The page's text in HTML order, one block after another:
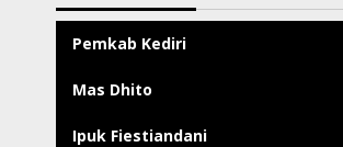
Pemkab Kediri
Mas Dhito
Ipuk Fiestiandani